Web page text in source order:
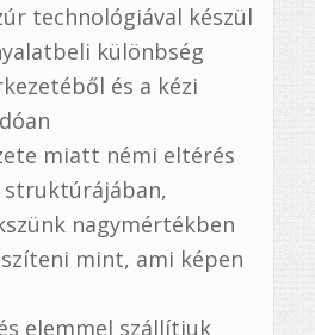
technológiával készül
különbség
és a kézi
miatt némi eltérés
struktúrájában,
nagymértékben
mint, ami képen
elemmel szállítjuk